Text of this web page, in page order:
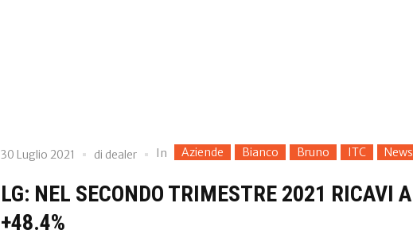
30 Luglio 2021 di dealer In Aziende Bianco Bruno ITC News
LG: NEL SECONDO TRIMESTRE 2021 RICAVI A
+48.4%